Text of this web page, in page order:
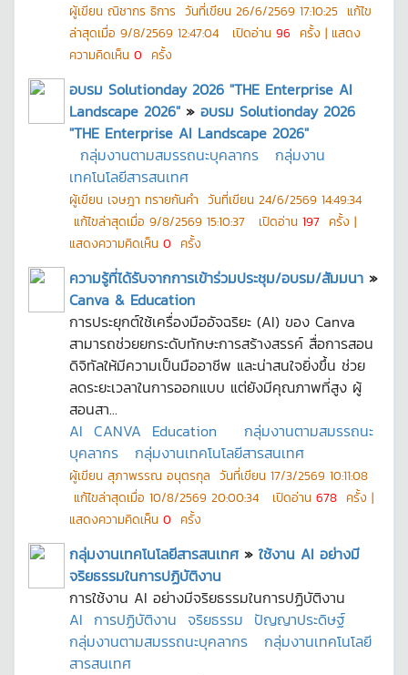
ผู้เขียน ณิชากร ธิการ วันที่เขียน 26/6/2569 17:10:25 แก้ไข
ล่าสุดเมื่อ 9/8/2569 12:47:04 เปิดอ่าน 96 ครั้ง | แสดง
ความคิดเห็น 0 ครั้ง
อบรม Solutionday 2026 "THE Enterprise AI
Landscape 2026" » อบรม Solutionday 2026
"THE Enterprise AI Landscape 2026"
กลุ่มงานตามสมรรถนะบุคลากร
กลุ่มงาน
เทคโนโลยีสารสนเทศ
ผู้เขียน เจษฎา ทรายกันคำ วันที่เขียน 24/6/2569 14:49:34
แก้ไขล่าสุดเมื่อ 9/8/2569 15:10:37 เปิดอ่าน 197 ครั้ง |
แสดงความคิดเห็น 0 ครั้ง
ความรู้ที่ได้รับจากการเข้าร่วมประชุม/อบรม/สัมมนา »
Canva & Education
การประยุกต์ใช้เครื่องมืออัจฉริยะ (AI) ของ Canva
สามารถช่วยยกระดับทักษะการสร้างสรรค์ สื่อการสอน
ดิจิทัลให้มีความเป็นมืออาชีพ และน่าสนใจยิ่งขึ้น ช่วย
ลดระยะเวลาในการออกแบบ แต่ยังมีคุณภาพที่สูง ผู้
สอนสา...
AI CANVA Education
กลุ่มงานตามสมรรถนะ
บุคลากร
กลุ่มงานเทคโนโลยีสารสนเทศ
ผู้เขียน สุภาพรรณ อนุตรกุล วันที่เขียน 17/3/2569 10:11:08
แก้ไขล่าสุดเมื่อ 10/8/2569 20:00:34 เปิดอ่าน 678 ครั้ง |
แสดงความคิดเห็น 0 ครั้ง
กลุ่มงานเทคโนโลยีสารสนเทศ » ใช้งาน AI อย่างมี
จริยธรรมในการปฏิบัติงาน
การใช้งาน AI อย่างมีจริยธรรมในการปฏิบัติงาน
AI การปฏิบัติงาน จริยธรรม ปัญญาประดิษฐ์
กลุ่มงานตามสมรรถนะบุคลากร
กลุ่มงานเทคโนโลยี
สารสนเทศ